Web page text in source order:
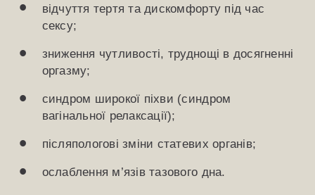
відчуття тертя та дискомфорту під час
сексу;
зниження чутливості, труднощі в досягненні
оргазму;
синдром широкої піхви (синдром
вагінальної релаксації);
післяпологові зміни статевих органів;
ослаблення м’язів тазового дна.